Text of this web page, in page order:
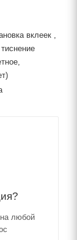
вклеек ,
любой